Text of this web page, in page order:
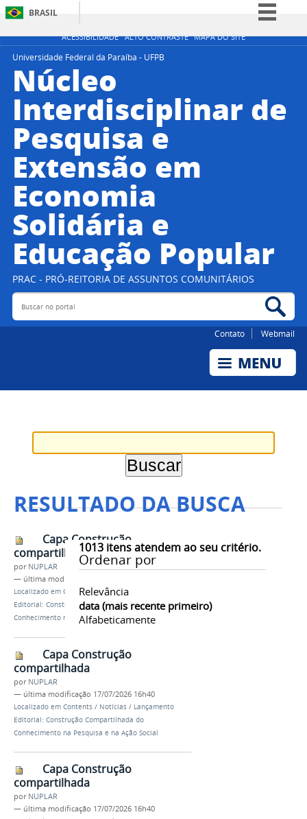
ACESSIBILIDADE ALTO CONTRASTE MAPA DO SITE
BRASIL
Simplifique!
Acesso à informação
Legislação
Universidade Federal da Paraíba - UFPB
Núcleo
Interdisciplinar de
Pesquisa e
Extensão em
Economia
Solidária e
Educação Popular
PRAC - PRÓ-REITORIA DE ASSUNTOS COMUNITÁRIOS
Buscar no portal
Contato Webmail
RESULTADO DA BUSCA
1013itens atendem ao seu critério.
Ordenar por
Relevância
data (mais recente primeiro)
Alfabeticamente
Capa Construção
compartilhada
por NUPLAR
— última modificação
Localizado em Contents /Notícias
Editorial: Construção Compartilhada do
Conhecimento na Pesquisa e na Ação Social
Capa Construção
compartilhada
por NUPLAR
— última modificação 17/07/2026 16h40
Localizado em Contents / Notícias / Lançamento
Editorial: Construção Compartilhada do
Conhecimento na Pesquisa e na Ação Social
Capa Construção
compartilhada
por NUPLAR
— última modificação 17/07/2026 16h40